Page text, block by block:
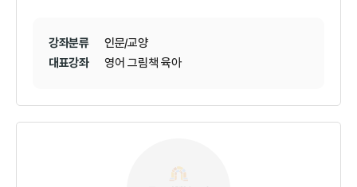
강좌분류
인문/교양
대표강좌
영어 그림책 육아